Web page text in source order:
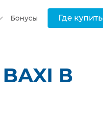
Бонусы Где купить
В